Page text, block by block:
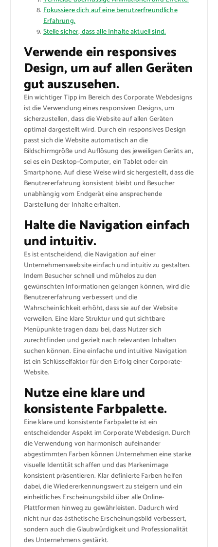
Fokussiere dich auf eine benutzerfreundliche
Erfahrung.
Stelle sicher, dass alle Inhalte aktuell sind.
Verwende ein responsives
Design, um auf allen Geräten
gut auszusehen.
Ein wichtiger Tipp im Bereich des Corporate Webdesigns
ist die Verwendung eines responsiven Designs, um
sicherzustellen, dass die Website auf allen Geräten
optimal dargestellt wird. Durch ein responsives Design
passt sich die Website automatisch an die
Bildschirmgröße und Auflösung des jeweiligen Geräts an,
sei es ein Desktop-Computer, ein Tablet oder ein
Smartphone. Auf diese Weise wird sichergestellt, dass die
Benutzererfahrung konsistent bleibt und Besucher
unabhängig vom Endgerät eine ansprechende
Darstellung der Inhalte erhalten.
Halte die Navigation einfach
und intuitiv.
Es ist entscheidend, die Navigation auf einer
Unternehmenswebsite einfach und intuitiv zu gestalten.
Indem Besucher schnell und mühelos zu den
gewünschten Informationen gelangen können, wird die
Benutzererfahrung verbessert und die
Wahrscheinlichkeit erhöht, dass sie auf der Website
verweilen. Eine klare Struktur und gut sichtbare
Menüpunkte tragen dazu bei, dass Nutzer sich
zurechtfinden und gezielt nach relevanten Inhalten
suchen können. Eine einfache und intuitive Navigation
ist ein Schlüsselfaktor für den Erfolg einer Corporate-
Website.
Nutze eine klare und
konsistente Farbpalette.
Eine klare und konsistente Farbpalette ist ein
entscheidender Aspekt im Corporate Webdesign. Durch
die Verwendung von harmonisch aufeinander
abgestimmten Farben können Unternehmen eine starke
visuelle Identität schaffen und das Markenimage
konsistent präsentieren. Klar definierte Farben helfen
dabei, die Wiedererkennungswert zu steigern und ein
einheitliches Erscheinungsbild über alle Online-
Plattformen hinweg zu gewährleisten. Dadurch wird
nicht nur das ästhetische Erscheinungsbild verbessert,
sondern auch die Glaubwürdigkeit und Professionalität
des Unternehmens gestärkt.